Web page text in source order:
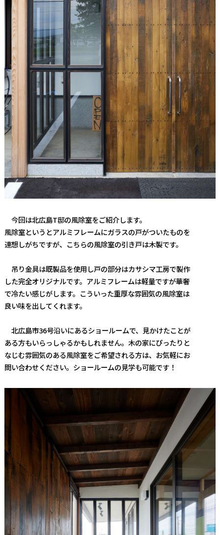
今回は北広島T邸の風除室をご紹介します。
風除室というとアルミフレームにガラスの戸がついたものを
連想しがちですが、こちらの風除室の引き戸は木製です。
吊り金具は既製品を使用し戸の部分はカサシマ工房で製作
した完全オリジナルです。アルミフレームは軽量ですが華奢
で冷たい感じがします。こういった重厚な雰囲気の風除室は
良い味を出してくれます。
北広島市36号沿いにあるショールームで、見かけたことが
ある方もいらっしゃるかもしれません。木の家にぴったりと
なじむ雰囲気のある風除室をご希望される方は、お気軽にお
問い合わせください。ショールームの見学も可能です！